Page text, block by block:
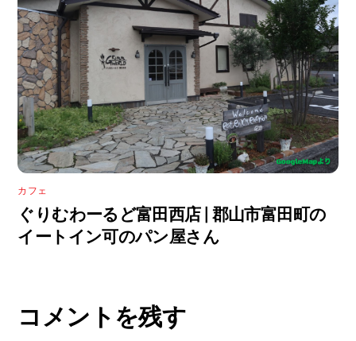
カフェ
ぐりむわーるど富田西店 | 郡山市富田町の
イートイン可のパン屋さん
コメントを残す